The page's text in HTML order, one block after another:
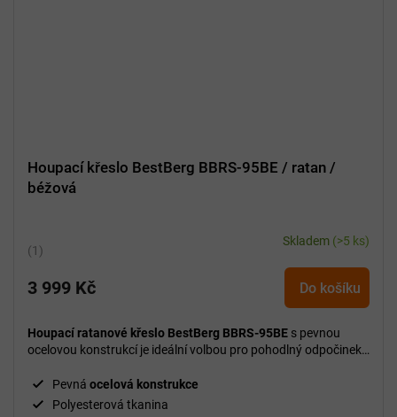
Houpací křeslo BestBerg BBRS-95BE / ratan /
béžová
Průměrné
produktu
5,0
z
hvězdiček.
Skladem (>5 ks)
3 999 Kč Do košíku
Houpací ratanové křeslo BestBerg BBRS-95BE s pevnou
ocelovou konstrukcí je ideální volbou pro pohodlný odpočinek
Pevná ocelová konstrukce
Polyesterová tkanina